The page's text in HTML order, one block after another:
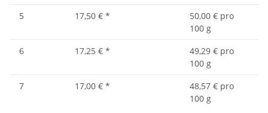
5
17,50 € *
50,00 € pro
100 g
6
17,25 € *
49,29 € pro
100 g
7
17,00 € *
48,57 € pro
100 g